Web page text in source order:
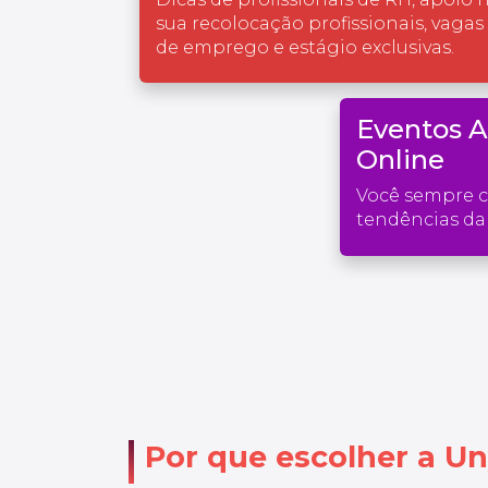
sua recolocação profissionais, vagas
de emprego e estágio exclusivas.
Eventos
Online
Você sempre
tendências da
Por que escolher a